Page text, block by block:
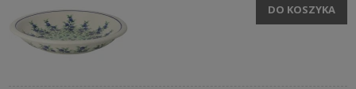
DO KOSZYKA